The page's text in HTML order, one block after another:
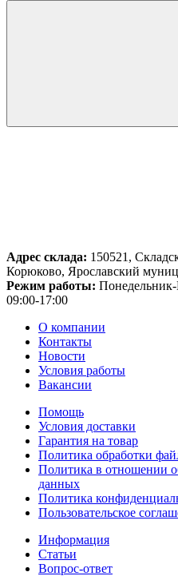
Адрес склада: 150521,
Корюково, Ярославский
Режим работы:
09:00-17:00
О компании
Контакты
Новости
Условия работы
Вакансии
Помощь
Условия доставки
Гарантия на товар
Политика обработки
Политика в отношении
данных
Политика
Пользовательское
Информация
Статьи
Вопрос-ответ